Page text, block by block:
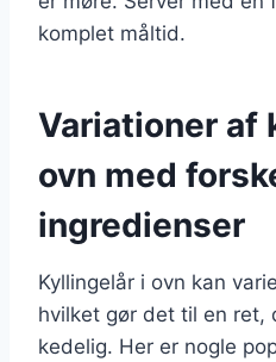
komplet måltid.
Variationer af
ovn med
ingredienser
Kyllingelår i ovn kan
hvilket gør det til en ret,
kedelig. Her er nogle